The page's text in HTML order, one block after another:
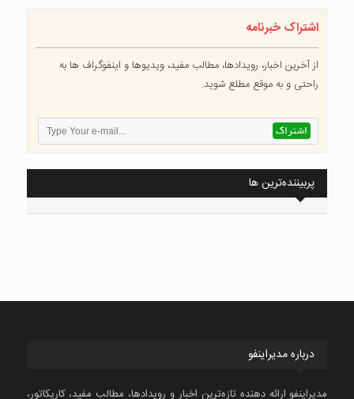
اشتراک خبرنامه
از آخرین اخبار، رویدادها، مطالب مفید، ویدیوها و اینفوگراف ها به
راحتی و به موقع مطلع شوید.
پربیننده‌ترین ها
درباره مدیراینفو
مدیراینفو ارائه دهنده تازه‌ترین اخبار و رویدادها، مطالب مفید، کاریکاتور،